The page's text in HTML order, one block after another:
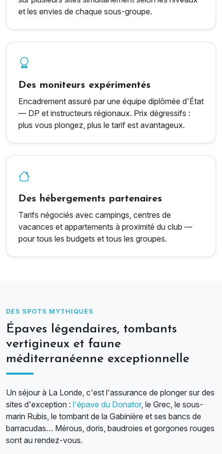
et les envies de chaque sous-groupe.
Des moniteurs expérimentés
Encadrement assuré par une équipe diplômée d'État
— DP et instructeurs régionaux. Prix dégressifs :
plus vous plongez, plus le tarif est avantageux.
Des hébergements partenaires
Tarifs négociés avec campings, centres de
vacances et appartements à proximité du club —
pour tous les budgets et tous les groupes.
DES SPOTS MYTHIQUES
Épaves légendaires, tombants
vertigineux et faune
méditerranéenne exceptionnelle
Un séjour à La Londe, c'est l'assurance de plonger sur des
sites d'exception : l'épave du Donator, le Grec, le sous-
marin Rubis, le tombant de la Gabinière et ses bancs de
barracudas… Mérous, doris, baudroies et gorgones rouges
sont au rendez-vous.